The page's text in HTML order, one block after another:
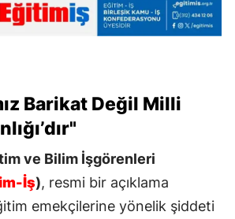
Barikat Değil Milli
ve Bilim İşgörenleri
İş), resmi bir açıklama
emekçilerine yönelik şiddeti